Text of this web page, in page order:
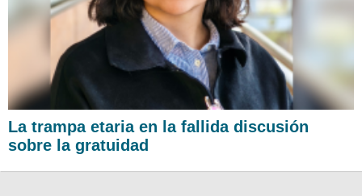
La trampa etaria en la fallida discusión
sobre la gratuidad